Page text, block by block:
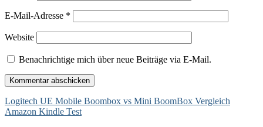
E-Mail-Adresse *
Website
Benachrichtige mich über neue Beiträge via E-Mail.
Beitragsnavigation
Logitech UE Mobile Boombox vs Mini BoomBox Vergleich
Amazon Kindle Test